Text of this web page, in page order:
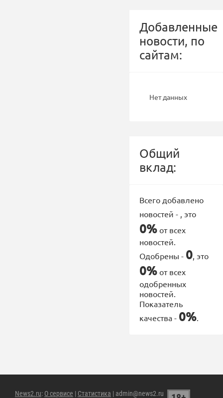
Добавленные
новости, по
сайтам:
Нет данных
Общий
вклад:
Всего добавлено
новостей - , это
0% от всех
новостей.
Одобрены - 0, это
0% от всех
одобренных
новостей.
Показатель
качества - 0%.
News2.ru: О сервисе | Статистика | admin@news2.ru